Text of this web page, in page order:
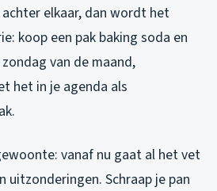
elkaar, dan wordt het
koop een pak baking soda en
van de maand,
het in je agenda als
vanaf nu gaat al het vet
uitzonderingen. Schraap je pan